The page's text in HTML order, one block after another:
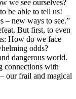
we see ourselves?
be able to tell us!
– new ways to see.”
But first, to even
How do we face
odds?
dangerous world.
connections with
our frail and magical